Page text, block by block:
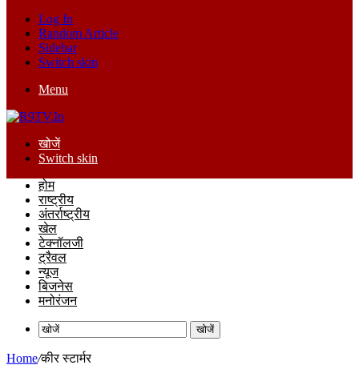
Log In
Random Article
Sidebar
Switch skin
Menu
खोजें
Switch skin
होम
राष्ट्रीय
अंतर्राष्ट्रीय
खेल
टेक्नॉलजी
ट्रैवल
न्यूज
बिजनेस
मनोरंजन
खोजें
Home/कीर स्टार्मर